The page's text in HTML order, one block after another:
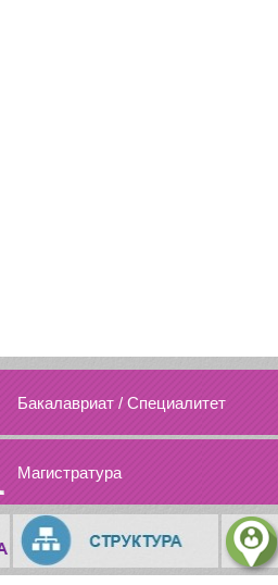
Бакалавриат/ Специалитет
Магистратура